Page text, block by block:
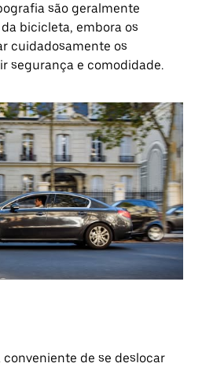
são geralmente
bicicleta, embora os
cuidadosamente os
segurança e comodidade.
de se deslocar